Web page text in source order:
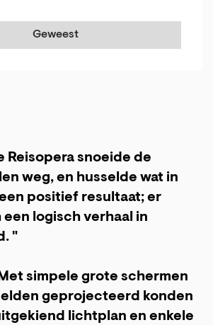
Geweest
snoeide de
weg, en husselde wat in
positief resultaat; er
logisch verhaal in
"
simpele grote schermen
geprojecteerd konden
lichtplan en enkele